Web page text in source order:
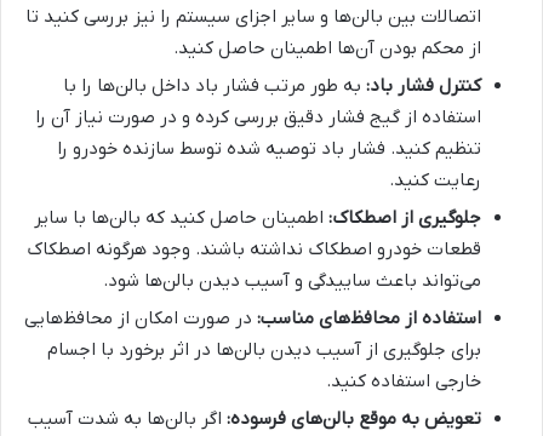
اتصالات بین بالن‌ها و سایر اجزای سیستم را نیز بررسی کنید تا
از محکم بودن آن‌ها اطمینان حاصل کنید.
کنترل فشار باد: به طور مرتب فشار باد داخل بالن‌ها را با
استفاده از گیج فشار دقیق بررسی کرده و در صورت نیاز آن را
تنظیم کنید. فشار باد توصیه شده توسط سازنده خودرو را
رعایت کنید.
جلوگیری از اصطکاک: اطمینان حاصل کنید که بالن‌ها با سایر
قطعات خودرو اصطکاک نداشته باشند. وجود هرگونه اصطکاک
می‌تواند باعث ساییدگی و آسیب دیدن بالن‌ها شود.
استفاده از محافظ‌های مناسب: در صورت امکان از محافظ‌هایی
برای جلوگیری از آسیب دیدن بالن‌ها در اثر برخورد با اجسام
خارجی استفاده کنید.
تعویض به موقع بالن‌های فرسوده: اگر بالن‌ها به شدت آسیب